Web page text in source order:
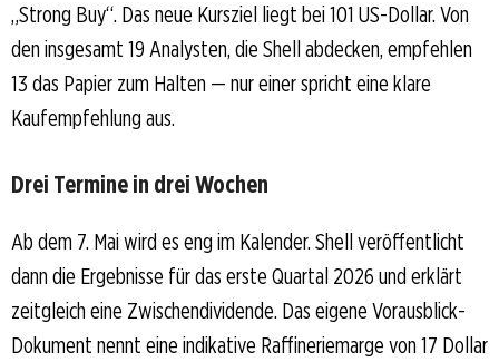
„Strong Buy“. Das neue Kursziel liegt bei 101 US-Dollar. Von
den insgesamt 19 Analysten, die Shell abdecken, empfehlen
13 das Papier zum Halten — nur einer spricht eine klare
Kaufempfehlung aus.
Drei Termine in drei Wochen
Ab dem 7. Mai wird es eng im Kalender. Shell veröffentlicht
dann die Ergebnisse für das erste Quartal 2026 und erklärt
zeitgleich eine Zwischendividende. Das eigene Vorausblick-
Dokument nennt eine indikative Raffineriemarge von 17 Dollar